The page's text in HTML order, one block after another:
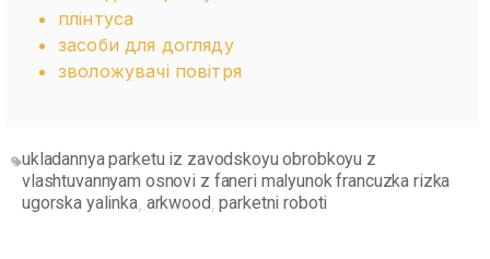
плінтуса
засоби для догляду
зволожувачі повітря
ukladannya parketu iz zavodskoyu obrobkoyu z
vlashtuvannyam osnovi z faneri malyunok francuzka rizka
ugorska yalinka, arkwood ,parketni roboti